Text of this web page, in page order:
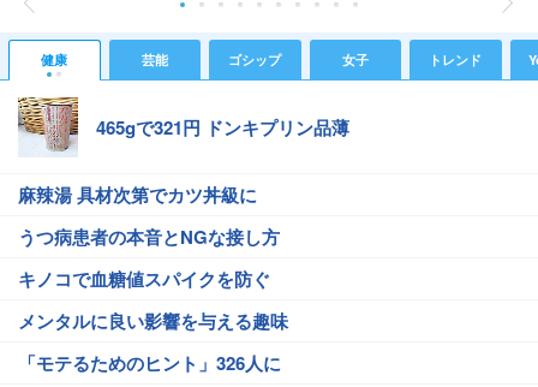
健康 芸能 ゴシップ 女子 トレンド
465gで321円 ドンキプリン品薄
麻辣湯 具材次第でカツ丼級に
うつ病患者の本音とNGな接し方
キノコで血糖値スパイクを防ぐ
メンタルに良い影響を与える趣味
「モテるためのヒント」326人に